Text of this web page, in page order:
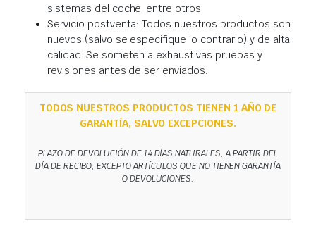
sistemas del coche, entre otros.
Servicio postventa: Todos nuestros productos son
nuevos (salvo se especifique lo contrario) y de alta
calidad. Se someten a exhaustivas pruebas y
revisiones antes de ser enviados.
TODOS NUESTROS PRODUCTOS TIENEN 1 AÑO DE
GARANTÍA, SALVO EXCEPCIONES.
PLAZO DE DEVOLUCIÓN DE 14 DÍAS NATURALES, A PARTIR DEL
DÍA DE RECIBO, EXCEPTO ARTÍCULOS QUE NO TIENEN GARANTÍA
O DEVOLUCIONES.